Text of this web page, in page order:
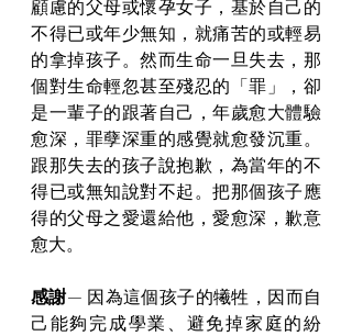
顧慮的父母或懷孕女子，基於自己的
不得已或年少無知，就痛苦的或輕易
的拿掉孩子。然而生命一旦失去，那
個對生命輕忽甚至殘忍的「罪」，卻
是一輩子的跟著自己，年歲愈大體驗
愈深，罪孽深重的感覺就愈發沉重。
跟那失去的孩子說抱歉，為當年的不
得已或無知說對不起。把那個孩子應
得的父母之愛還給他，愛愈深，歉意
愈大。
感謝— 因為這個孩子的犧牲，因而自
己能夠完成學業、避免掉家庭的紛